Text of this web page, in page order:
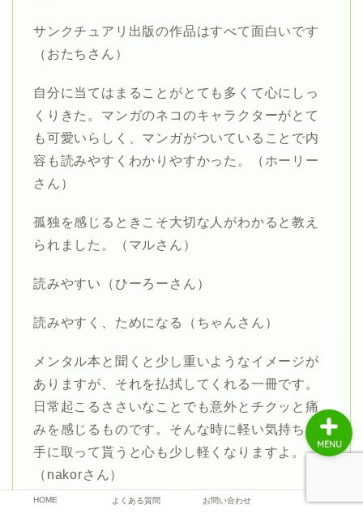
サンクチュアリ出版の作品はすべて面白いです
（おたちさん）
自分に当てはまることがとても多くて心にしっ
くりきた。マンガのネコのキャラクターがとて
も可愛いらしく、マンガがついていることで内
容も読みやすくわかりやすかった。（ホーリー
さん）
孤独を感じるときこそ大切な人がわかると教え
られました。（マルさん）
読みやすい（ひーろーさん）
読みやすく、ためになる（ちゃんさん）
メンタル本と聞くと少し重いようなイメージが
ありますが、それを払拭してくれる一冊です。
日常起こるささいなことでも意外とチクッと痛
みを感じるものです。そんな時に軽い気持ちで
手に取って貰うと心も少し軽くなりますよ。
（nakorさん）
HOME よくある質問 お問い合わせ
MENU
書評